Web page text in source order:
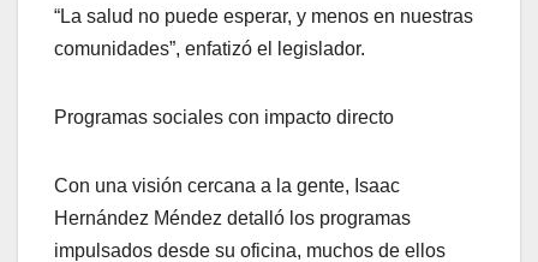
“La salud no puede esperar, y menos en nuestras
comunidades”, enfatizó el legislador.
Programas sociales con impacto directo
Con una visión cercana a la gente, Isaac
Hernández Méndez detalló los programas
impulsados desde su oficina, muchos de ellos